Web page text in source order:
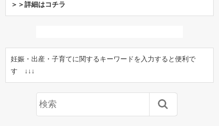
＞＞詳細はコチラ
妊娠・出産・子育てに関するキーワードを入力すると便利で
す ↓↓↓